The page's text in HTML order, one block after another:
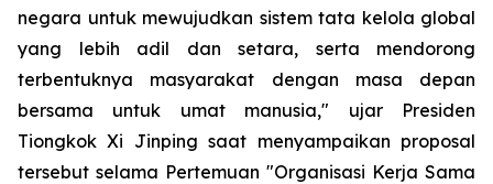
negara untuk mewujudkan sistem tata kelola global
yang lebih adil dan setara, serta mendorong
terbentuknya masyarakat dengan masa depan
bersama untuk umat manusia," ujar Presiden
Tiongkok Xi Jinping saat menyampaikan proposal
tersebut selama Pertemuan "Organisasi Kerja Sama